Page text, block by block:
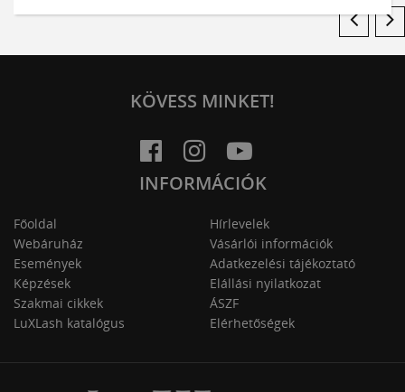
KÖVESS MINKET!
INFORMÁCIÓK
Főoldal
Webáruház
Események
Képzések
Szakmai cikkek
LuXLash katalógus
Hírlevelek
Vásárlói információk
Adatkezelési tájékoztató
Elállási nyilatkozat
ÁSZF
Elérhetőségek